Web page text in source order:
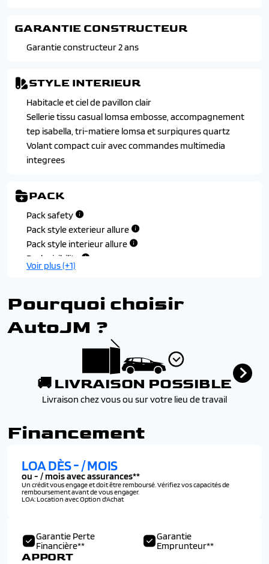
GARANTIE CONSTRUCTEUR
Garantie constructeur 2 ans
STYLE INTERIEUR
Habitacle et ciel de pavillon clair
Sellerie tissu casual lomsa embosse, accompagnement
tep isabella, tri-matiere lomsa et surpiqures quartz
Volant compact cuir avec commandes multimedia
integrees
PACK
Pack safety
Pack style exterieur allure
Pack style interieur allure
Pack visibilite
Voir plus (+1)
Pourquoi choisir
AutoJM ?
🚚 LIVRAISON POSSIBLE
Livraison chez vous ou sur votre lieu de travail
Financement
Garantie Perte
Financière**
Garantie
Emprunteur**
APPORT
LOA DÈS-/ MOIS
ou - / mois avec assurances**
Un crédit vous engage et doit être remboursé. Vérifiez vos capacités de
remboursement avant de vous engager.
LOA: Location avec Option d'Achat